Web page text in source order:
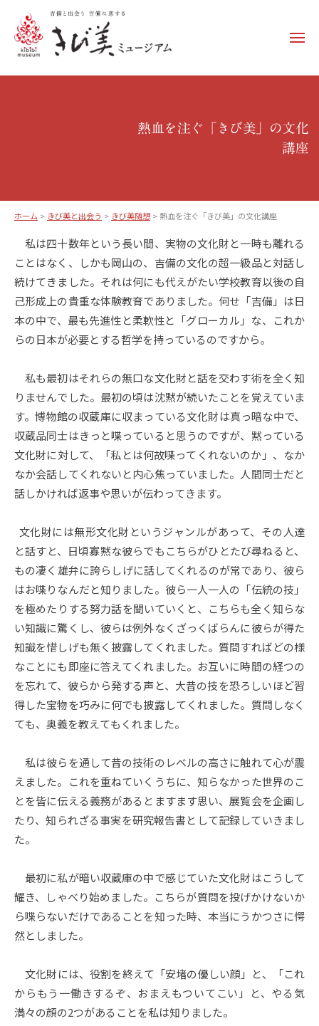
き
ア
k
i
b
i
m
u
s
e
u
m
メ
ー
熱血を注ぐ「きび美」の文化
講座
ホーム > きび美と出会う > きび美随想 > 熱血を注ぐ「きび美」の文化講座
熱
血
を
注
ぐ
「き
び
美」
の
文
化
講
座
年
12
26
日
by
user
私は四十数年という長い間、実物の文化財と一時も離れる
ことはなく、しかも岡山の、吉備の文化の超一級品と対話し
続けてきました。それは何にも代えがたい学校教育以後の自
己形成上の貴重な体験教育でありました。何せ「吉備」は日
本の中で、最も先進性と柔軟性と「グローカル」な、これか
らの日本が必要とする哲学を持っているのですから。
私も最初はそれらの無口な文化財と話を交わす術を全く知
りませんでした。最初の頃は沈黙が続いたことを覚えていま
す。博物館の収蔵庫に収まっている文化財は真っ暗な中で、
収蔵品同士はきっと喋っていると思うのですが、黙っている
文化財に対して、「私とは何故喋ってくれないのか」、なか
なか会話してくれないと内心焦っていました。人間同士だと
話しかければ返事や思いが伝わってきます。
文化財には無形文化財というジャンルがあって、その人達
と話すと、日頃寡黙な彼らでもこちらがひとたび尋ねると、
もの凄く雄弁に誇らしげに話してくれるのが常であり、彼ら
はお喋りなんだと知りました。彼ら一人一人の「伝統の技」
を極めたりする努力話を聞いていくと、こちらも全く知らな
い知識に驚くし、彼らは例外なくざっくばらんに彼らが得た
知識を惜しげも無く披露してくれました。質問すればどの様
なことにも即座に答えてくれました。お互いに時間の経つの
を忘れて、彼らから発する声と、大昔の技を恐ろしいほど習
得した宝物を巧みに何でも披露してくれました。質問しなく
ても、奥義を教えてもくれました。
私は彼らを通して昔の技術のレベルの高さに触れて心が震
えました。これを重ねていくうちに、知らなかった世界のこ
とを皆に伝える義務があるとますます思い、展覧会を企画し
たり、知られざる事実を研究報告書として記録していきまし
た。
最初に私が暗い収蔵庫の中で感じていた文化財はこうして
耀き、しゃべり始めました。こちらが質問を投げかけないか
ら喋らないだけであることを知った時、本当にうかつさに愕
然としました。
文化財には、役割を終えて「安堵の優しい顔」と、「これ
からもう一働きするぞ、おまえもついてこい」と、やる気
満々の顔の2つがあることを私は知りました。